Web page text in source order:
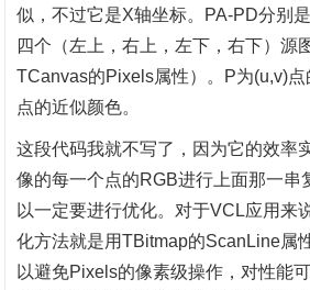
似，不过它是X轴坐标。PA-PD分别
四个（左上，右上，左下，右下）源
TCanvas的Pixels属性）。P为(u,v)
点的近似颜色。
这段代码我就不写了，因为它的效率
像的每一个点的RGB进行上面那一串
以一定要进行优化。对于VCL应用来
化方法就是用TBitmap的ScanLine属
以避免Pixels的像素级操作，对性能